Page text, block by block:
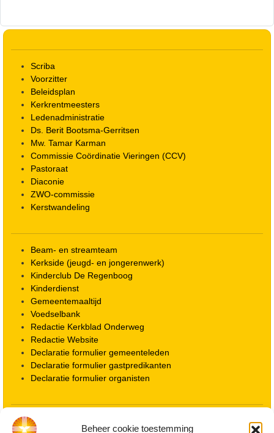
Beheer cookie toestemming
Scriba
Voorzitter
Beleidsplan
Kerkrentmeesters
Ledenadministratie
Ds. Berit Bootsma-Gerritsen
Mw. Tamar Karman
Commissie Coördinatie Vieringen (CCV)
Pastoraat
Diaconie
ZWO-commissie
Kerstwandeling
Beam- en streamteam
Kerkside (jeugd- en jongerenwerk)
Kinderclub De Regenboog
Kinderdienst
Gemeentemaaltijd
Voedselbank
Redactie Kerkblad Onderweg
Redactie Website
Declaratie formulier gemeenteleden
Declaratie formulier gastpredikanten
Declaratie formulier organisten
Locatie kerk